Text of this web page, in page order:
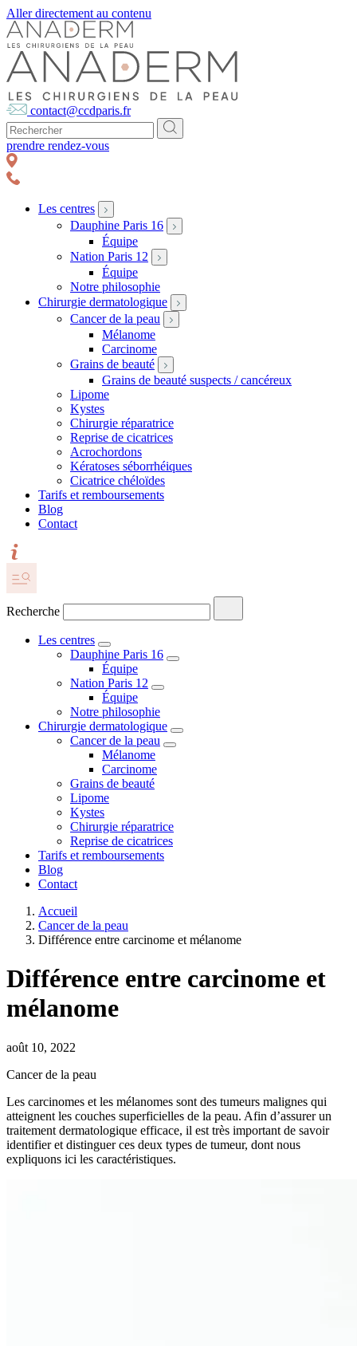
Aller directement au contenu
contact@ccdparis.fr
prendre rendez-vous
Les centres
Dauphine Paris 16
Équipe
Nation Paris 12
Équipe
Notre philosophie
Chirurgie dermatologique
Cancer de la peau
Mélanome
Carcinome
Grains de beauté
Grains de beauté suspects / cancéreux
Lipome
Kystes
Chirurgie réparatrice
Reprise de cicatrices
Acrochordons
Kératoses séborrhéiques
Cicatrice chéloïdes
Tarifs et remboursements
Blog
Contact
Recherche
Les centres
Dauphine Paris 16
Équipe
Nation Paris 12
Équipe
Notre philosophie
Chirurgie dermatologique
Cancer de la peau
Mélanome
Carcinome
Grains de beauté
Lipome
Kystes
Chirurgie réparatrice
Reprise de cicatrices
Tarifs et remboursements
Blog
Contact
Accueil
Cancer de la peau
Différence entre carcinome et mélanome
Différence entre carcinome et
mélanome
août 10, 2022
Cancer de la peau
Les carcinomes et les mélanomes sont des tumeurs malignes qui
atteignent les couches superficielles de la peau. Afin d’assurer un
traitement dermatologique efficace, il est très important de savoir
identifier et distinguer ces deux types de tumeur, dont nous
expliquons ici les caractéristiques.